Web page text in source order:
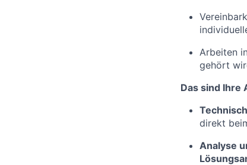
Arbeiten
gehört
Das sind Ihre
direkt
Analyse